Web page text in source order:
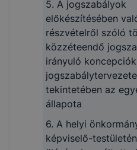
5. A jogszabályok
előkészítésében
részvételről szóló
közzéteendő
irányuló
tekintetében az
állapota
6. A helyi
képviselő-